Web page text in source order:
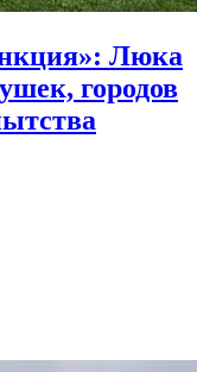
Люка
городов